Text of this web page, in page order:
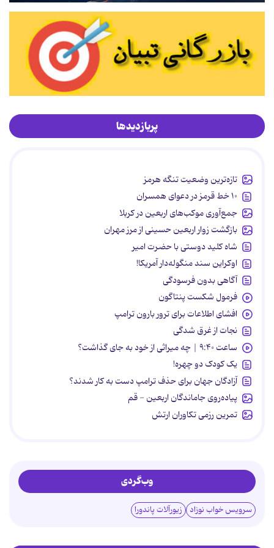
پربازدیدها
تازه‌ترین وضعیت تنگه هرمز
۱۰ خط قرمز در دعوای همسران
جمع‌آوری موکب‌های اربعین در کربلا
بازگشت زوار اربعین حسینی از مرز مهران
شاه کلید دوستی با حضرت امیر
اوکراین سند منگوله‌دار آمریکا!
آگاهی بدون فرسودگی
فرمول شکست پنتاگون
افشای اطلاعات برای ترور بارون ترامپ
نجات از غرق شدگی
ساعت ۹:۴۰ | چه میراثی از خود به جای گذاشت؟
یک کودک دو چهره!
آزادگان جهان برای حذف ترامپ دست به کار شدند؟
پیاده‌روی جاماندگان اربعین - قم
تمرین رزمی تکاوران ارتش
وب‌گردی
سرویس خواب نوزاد زیورآلات پاندورا